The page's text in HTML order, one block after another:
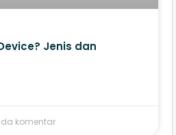
Jenis dan
komentar